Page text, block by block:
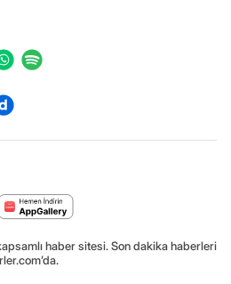
haber sitesi. Son dakika haberleri